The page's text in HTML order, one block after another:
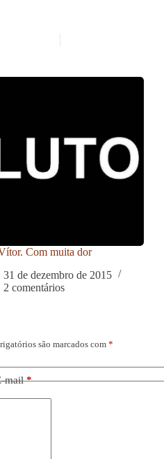
Com muita dor
31 de dezembro de 2015
2 comentários
são marcados com*
mail*